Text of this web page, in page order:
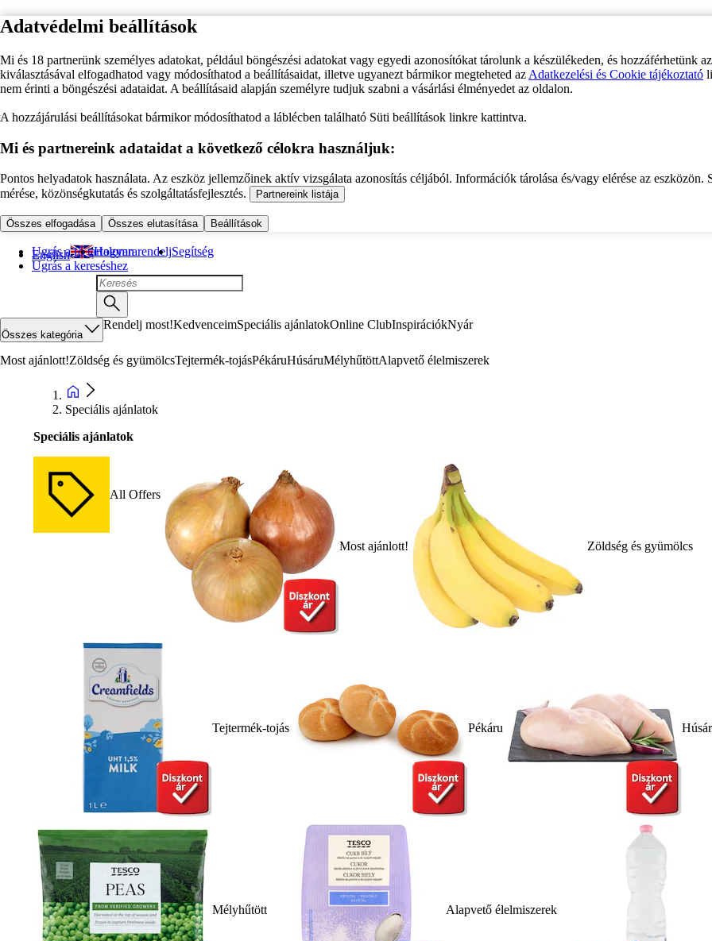
Adatvédelmi beállítások
Mi és 18 partnerünk személyes adatokat, például böngészési adatokat vagy egyedi azonosítókat tárolunk a készülékeden, és hozzáférhetünk
kiválasztásával elfogadhatod vagy módosíthatod a beállításaidat, illetve ugyanezt bármikor megteheted az Adatkezelési és Cookie tájékoztató
nem érinti a böngészési adataidat. A beállításaid alapján személyre tudjuk szabni a vásárlási élményedet az oldalon.
A hozzájárulási beállításokat bármikor módosíthatod a láblécben található Süti beállítások linkre kattintva.
Mi és partnereink adataidat a következő célokra használjuk:
Pontos helyadatok használata. Az eszköz jellemzőinek aktív vizsgálata azonosítás céljából. Információk tárolása és/vagy elérése az eszközön.
mérése, közönségkutatás és szolgáltatásfejlesztés.
Partnereink listája
Összes elfogadása Összes elutasítása Beállítások
Ugrás a fő tartalomra
Ugrás a kereséshez
English Hogyan rendeljSegítség
Összes kategória
Rendelj most!KedvenceimSpeciális ajánlatokOnline ClubInspirációkNyár
Most ajánlott!Zöldség és gyümölcsTejtermék-tojásPékáruHúsáruMélyhűtöttAlapvető élelmiszerek
Speciális ajánlatok
Speciális ajánlatok
All Offers
Most ajánlott! Zöldség és gyümölcs
Tejtermék-tojás Pékáru
Mélyhűtött Alapvető élelmiszerek